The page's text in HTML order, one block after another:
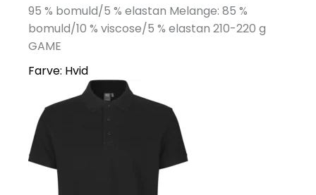
95 % bomuld/5 % elastan Melange: 85 %
bomuld/10 % viscose/5 % elastan 210-220 g
GAME
Farve: Hvid